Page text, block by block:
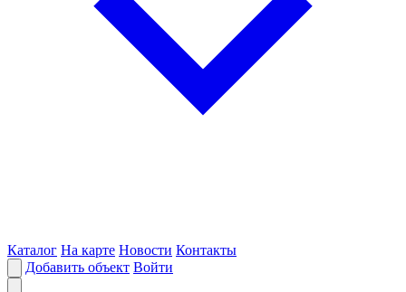
Каталог На карте Новости Контакты
Добавить объект Войти